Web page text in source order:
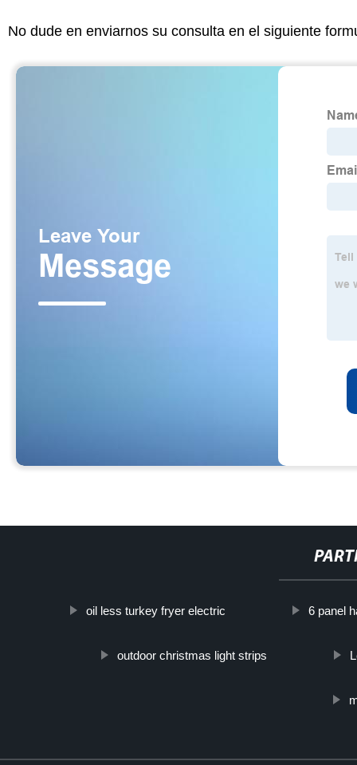
No dude en enviarnos su consulta en el siguiente
oil less turkey fryer electric 6 panel
outdoor christmas light strips